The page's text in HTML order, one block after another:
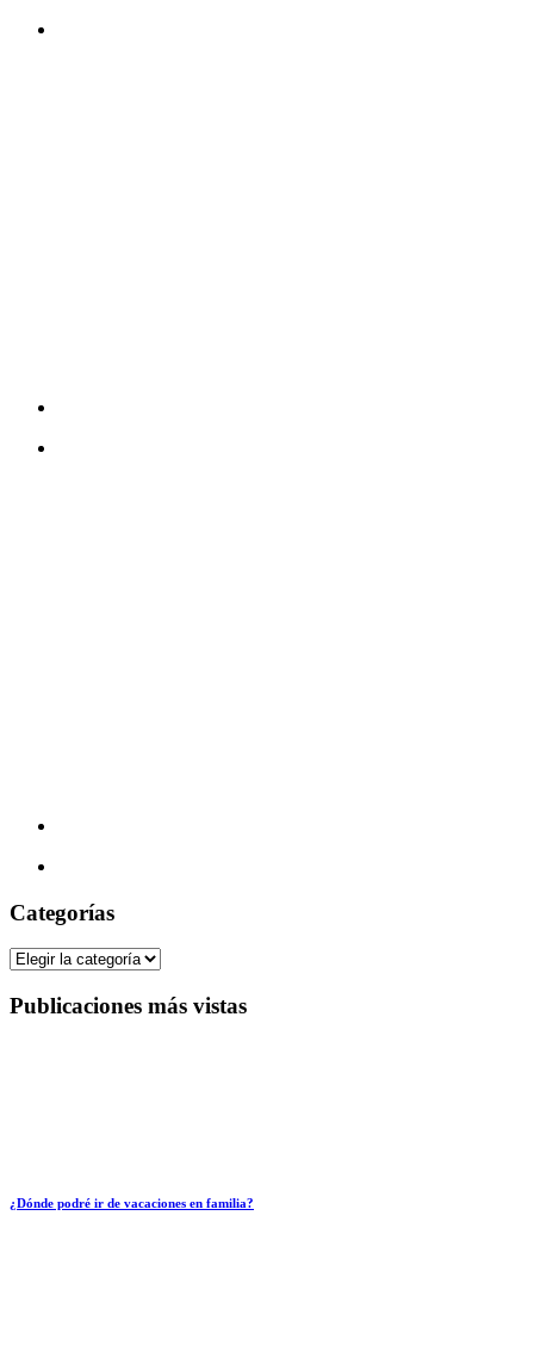
Categorías
Categorías
Publicaciones más vistas
¿Dónde podré ir de vacaciones en familia?